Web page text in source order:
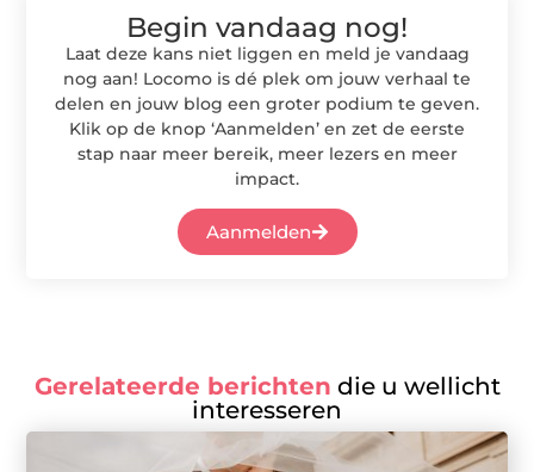
Begin vandaag nog!
Laat deze kans niet liggen en meld je vandaag
nog aan! Locomo is dé plek om jouw verhaal te
delen en jouw blog een groter podium te geven.
Klik op de knop ‘Aanmelden’ en zet de eerste
stap naar meer bereik, meer lezers en meer
impact.
Aanmelden
Gerelateerde berichten die u wellicht
interesseren